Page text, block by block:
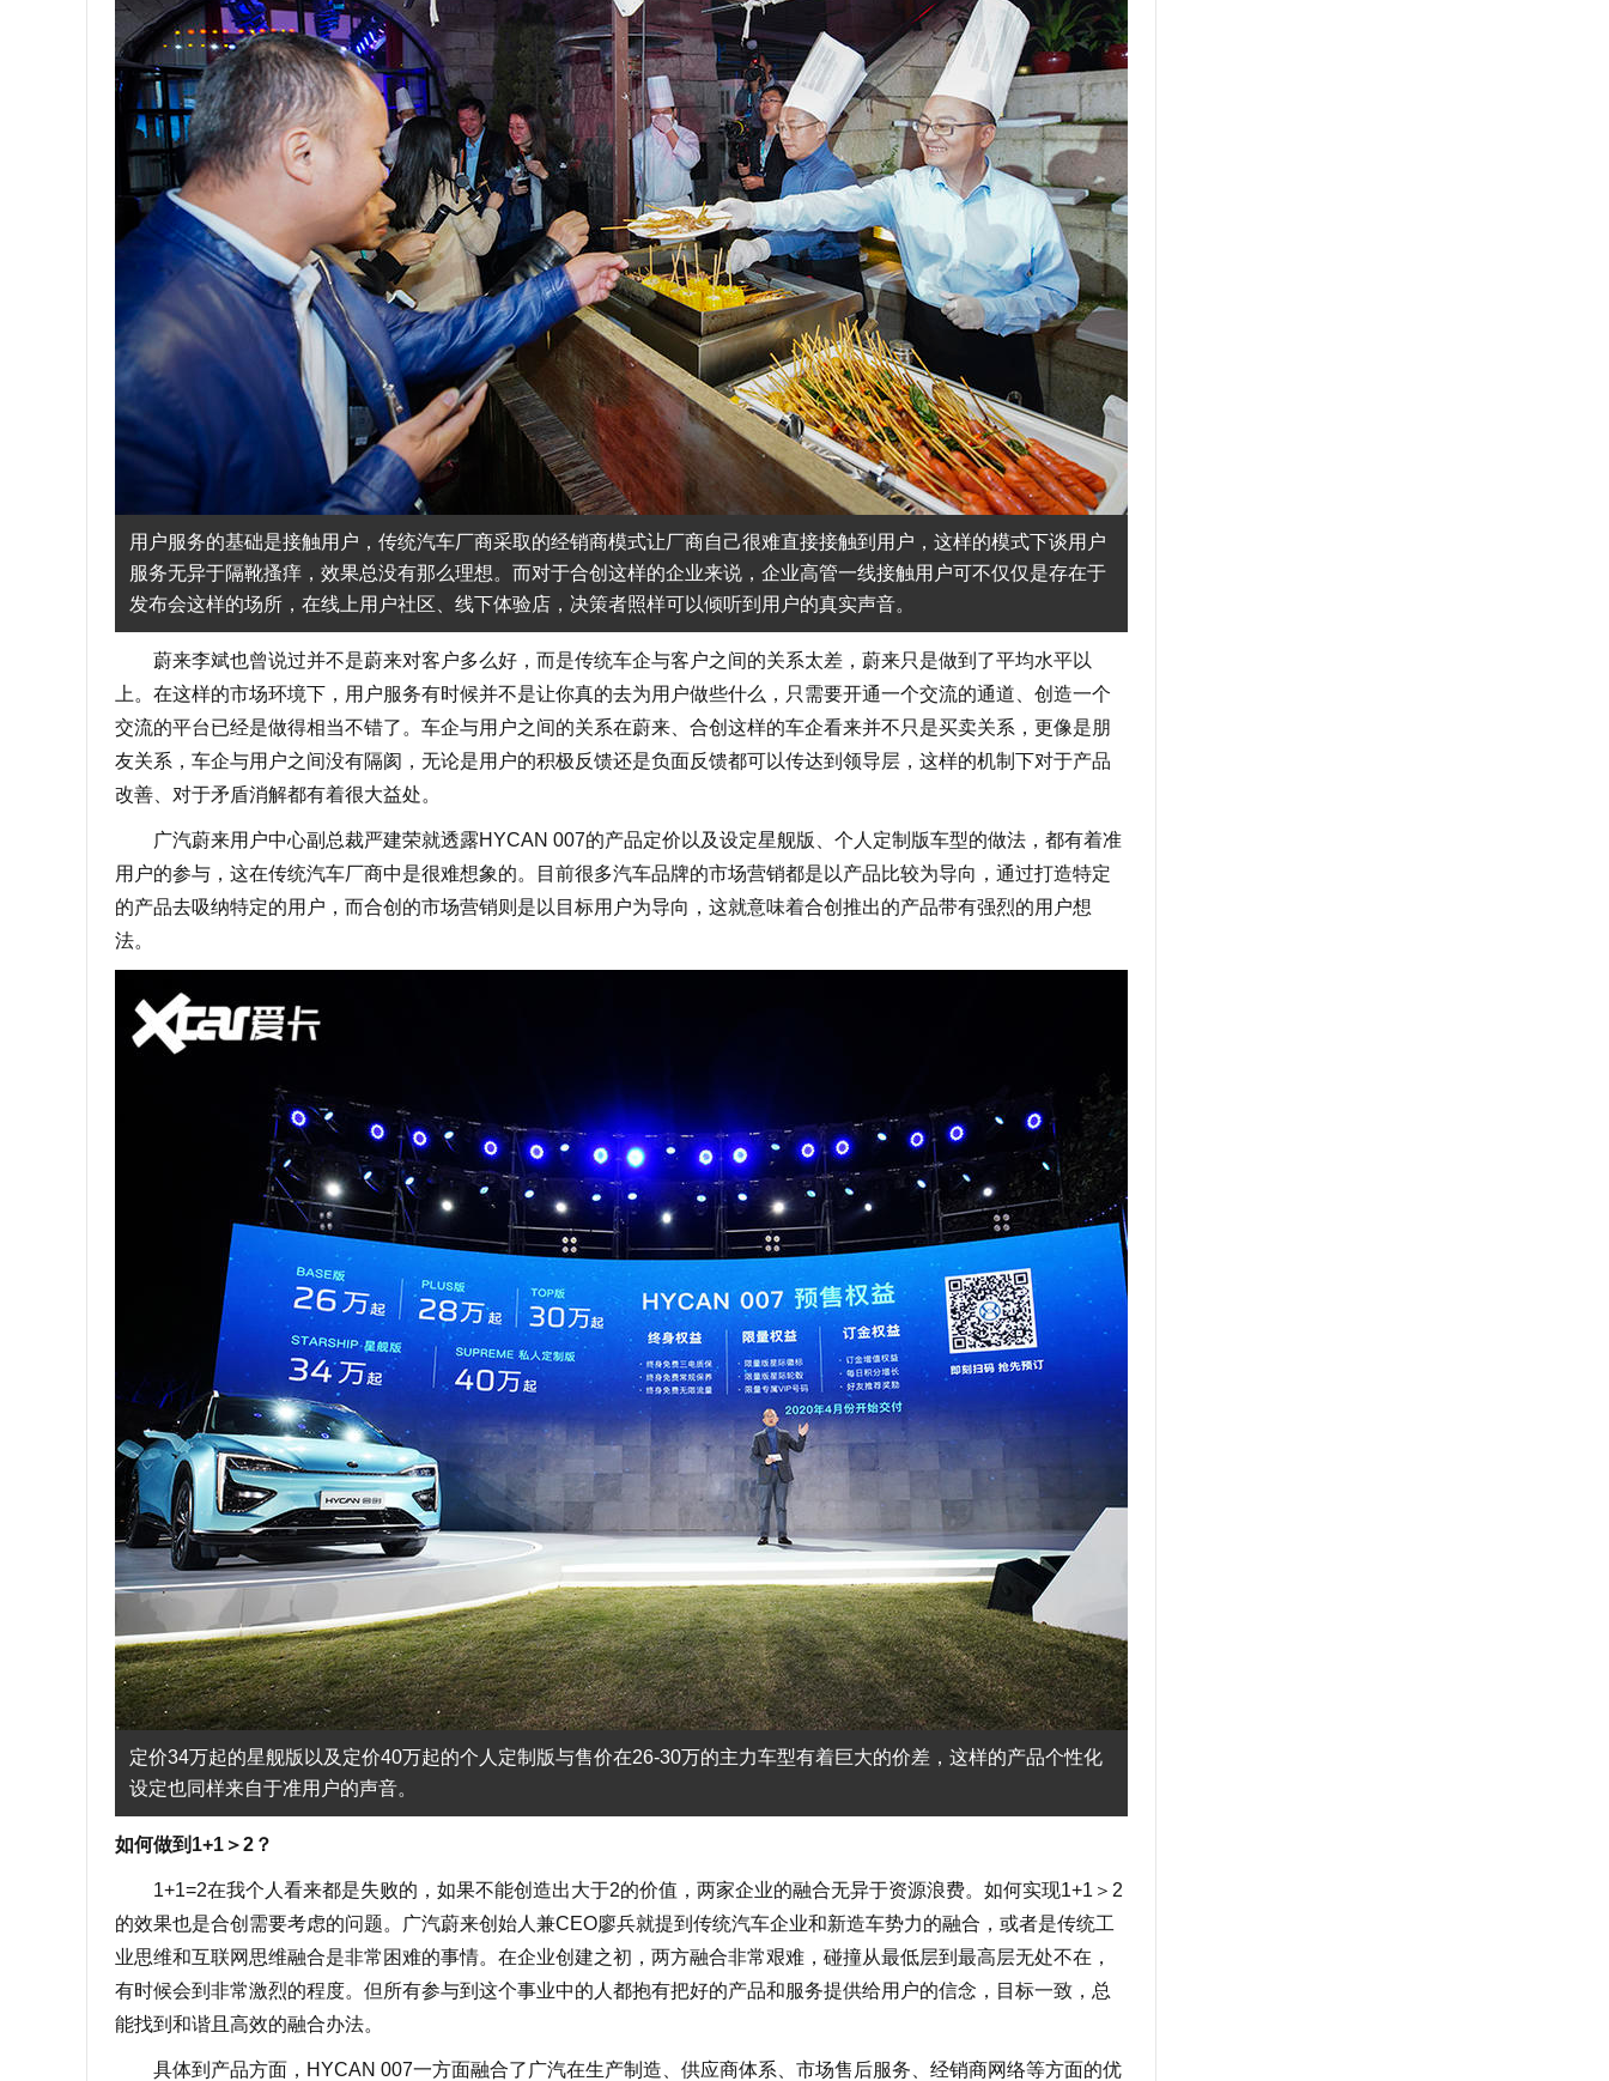
用户服务的基础是接触用户，传统汽车厂商采取的经销商模式让厂商自己很难直接接触到用户，这样的模式下谈用户
服务无异于隔靴搔痒，效果总没有那么理想。而对于合创这样的企业来说，企业高管一线接触用户可不仅仅是存在于
发布会这样的场所，在线上用户社区、线下体验店，决策者照样可以倾听到用户的真实声音。
蔚来李斌也曾说过并不是蔚来对客户多么好，而是传统车企与客户之间的关系太差，蔚来只是做到了平均水平以
上。在这样的市场环境下，用户服务有时候并不是让你真的去为用户做些什么，只需要开通一个交流的通道、创造一个
交流的平台已经是做得相当不错了。车企与用户之间的关系在蔚来、合创这样的车企看来并不只是买卖关系，更像是朋
友关系，车企与用户之间没有隔阂，无论是用户的积极反馈还是负面反馈都可以传达到领导层，这样的机制下对于产品
改善、对于矛盾消解都有着很大益处。
广汽蔚来用户中心副总裁严建荣就透露HYCAN 007的产品定价以及设定星舰版、个人定制版车型的做法，都有着准
用户的参与，这在传统汽车厂商中是很难想象的。目前很多汽车品牌的市场营销都是以产品比较为导向，通过打造特定
的产品去吸纳特定的用户，而合创的市场营销则是以目标用户为导向，这就意味着合创推出的产品带有强烈的用户想
法。
定价34万起的星舰版以及定价40万起的个人定制版与售价在26-30万的主力车型有着巨大的价差，这样的产品个性化
设定也同样来自于准用户的声音。
如何做到1+1＞2？
1+1=2在我个人看来都是失败的，如果不能创造出大于2的价值，两家企业的融合无异于资源浪费。如何实现1+1＞2
的效果也是合创需要考虑的问题。广汽蔚来创始人兼CEO廖兵就提到传统汽车企业和新造车势力的融合，或者是传统工
业思维和互联网思维融合是非常困难的事情。在企业创建之初，两方融合非常艰难，碰撞从最低层到最高层无处不在，
有时候会到非常激烈的程度。但所有参与到这个事业中的人都抱有把好的产品和服务提供给用户的信念，目标一致，总
能找到和谐且高效的融合办法。
具体到产品方面，HYCAN 007一方面融合了广汽在生产制造、供应商体系、市场售后服务、经销商网络等方面的优